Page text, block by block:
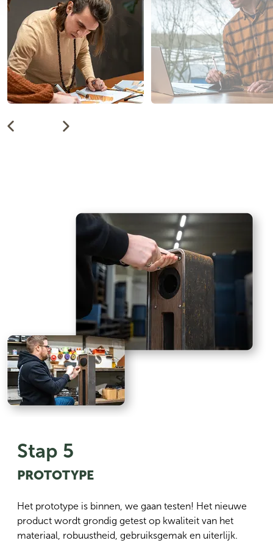
Stap 5
PROTOTYPE
Het prototype is binnen, we gaan testen! Het nieuwe
product wordt grondig getest op kwaliteit van het
materiaal, robuustheid, gebruiksgemak en uiterlijk.